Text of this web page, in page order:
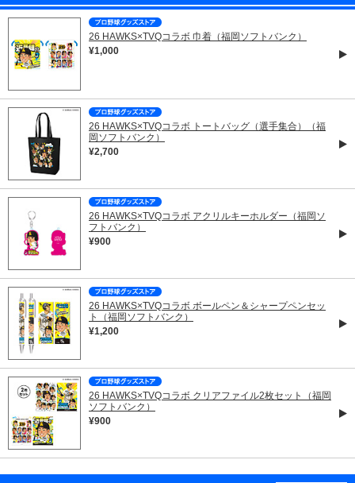
26 HAWKS×TVQコラボ 巾着（福岡ソフトバンク）
¥1,000
26 HAWKS×TVQコラボ トートバッグ（選手集合）（福
岡ソフトバンク）
¥2,700
26 HAWKS×TVQコラボ アクリルキーホルダー（福岡ソ
フトバンク）
¥900
26 HAWKS×TVQコラボ ボールペン＆シャープペンセッ
ト（福岡ソフトバンク）
¥1,200
26 HAWKS×TVQコラボ クリアファイル2枚セット（福岡
ソフトバンク）
¥900